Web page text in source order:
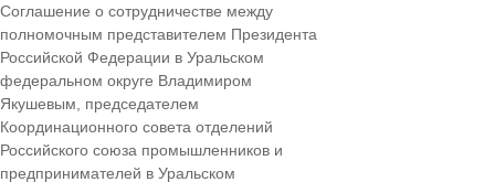
Соглашение о сотрудничестве между
полномочным представителем Президента
Российской Федерации в Уральском
федеральном округе Владимиром
Якушевым, председателем
Координационного совета отделений
Российского союза промышленников и
предпринимателей в Уральском